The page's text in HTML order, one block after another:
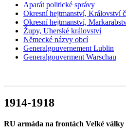
Aparát politické správy
Okresní hejtmanství, Království
Okresní hejtmanství,
Župy, Uherské království
Německé názvy obcí
Generalgouvernement Lublin
Generalgouverment Warschau
1914-1918
RU armáda na frontách Velké války